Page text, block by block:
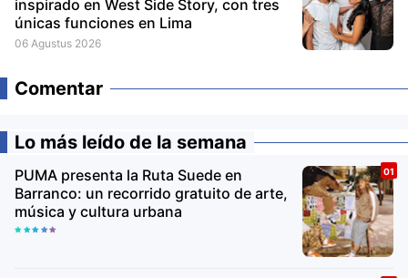
inspirado en West Side Story, con tres
únicas funciones en Lima
06 Agustus 2026
Comentar
Lo más leído de la semana
PUMA presenta la Ruta Suede en
Barranco: un recorrido gratuito de arte,
música y cultura urbana